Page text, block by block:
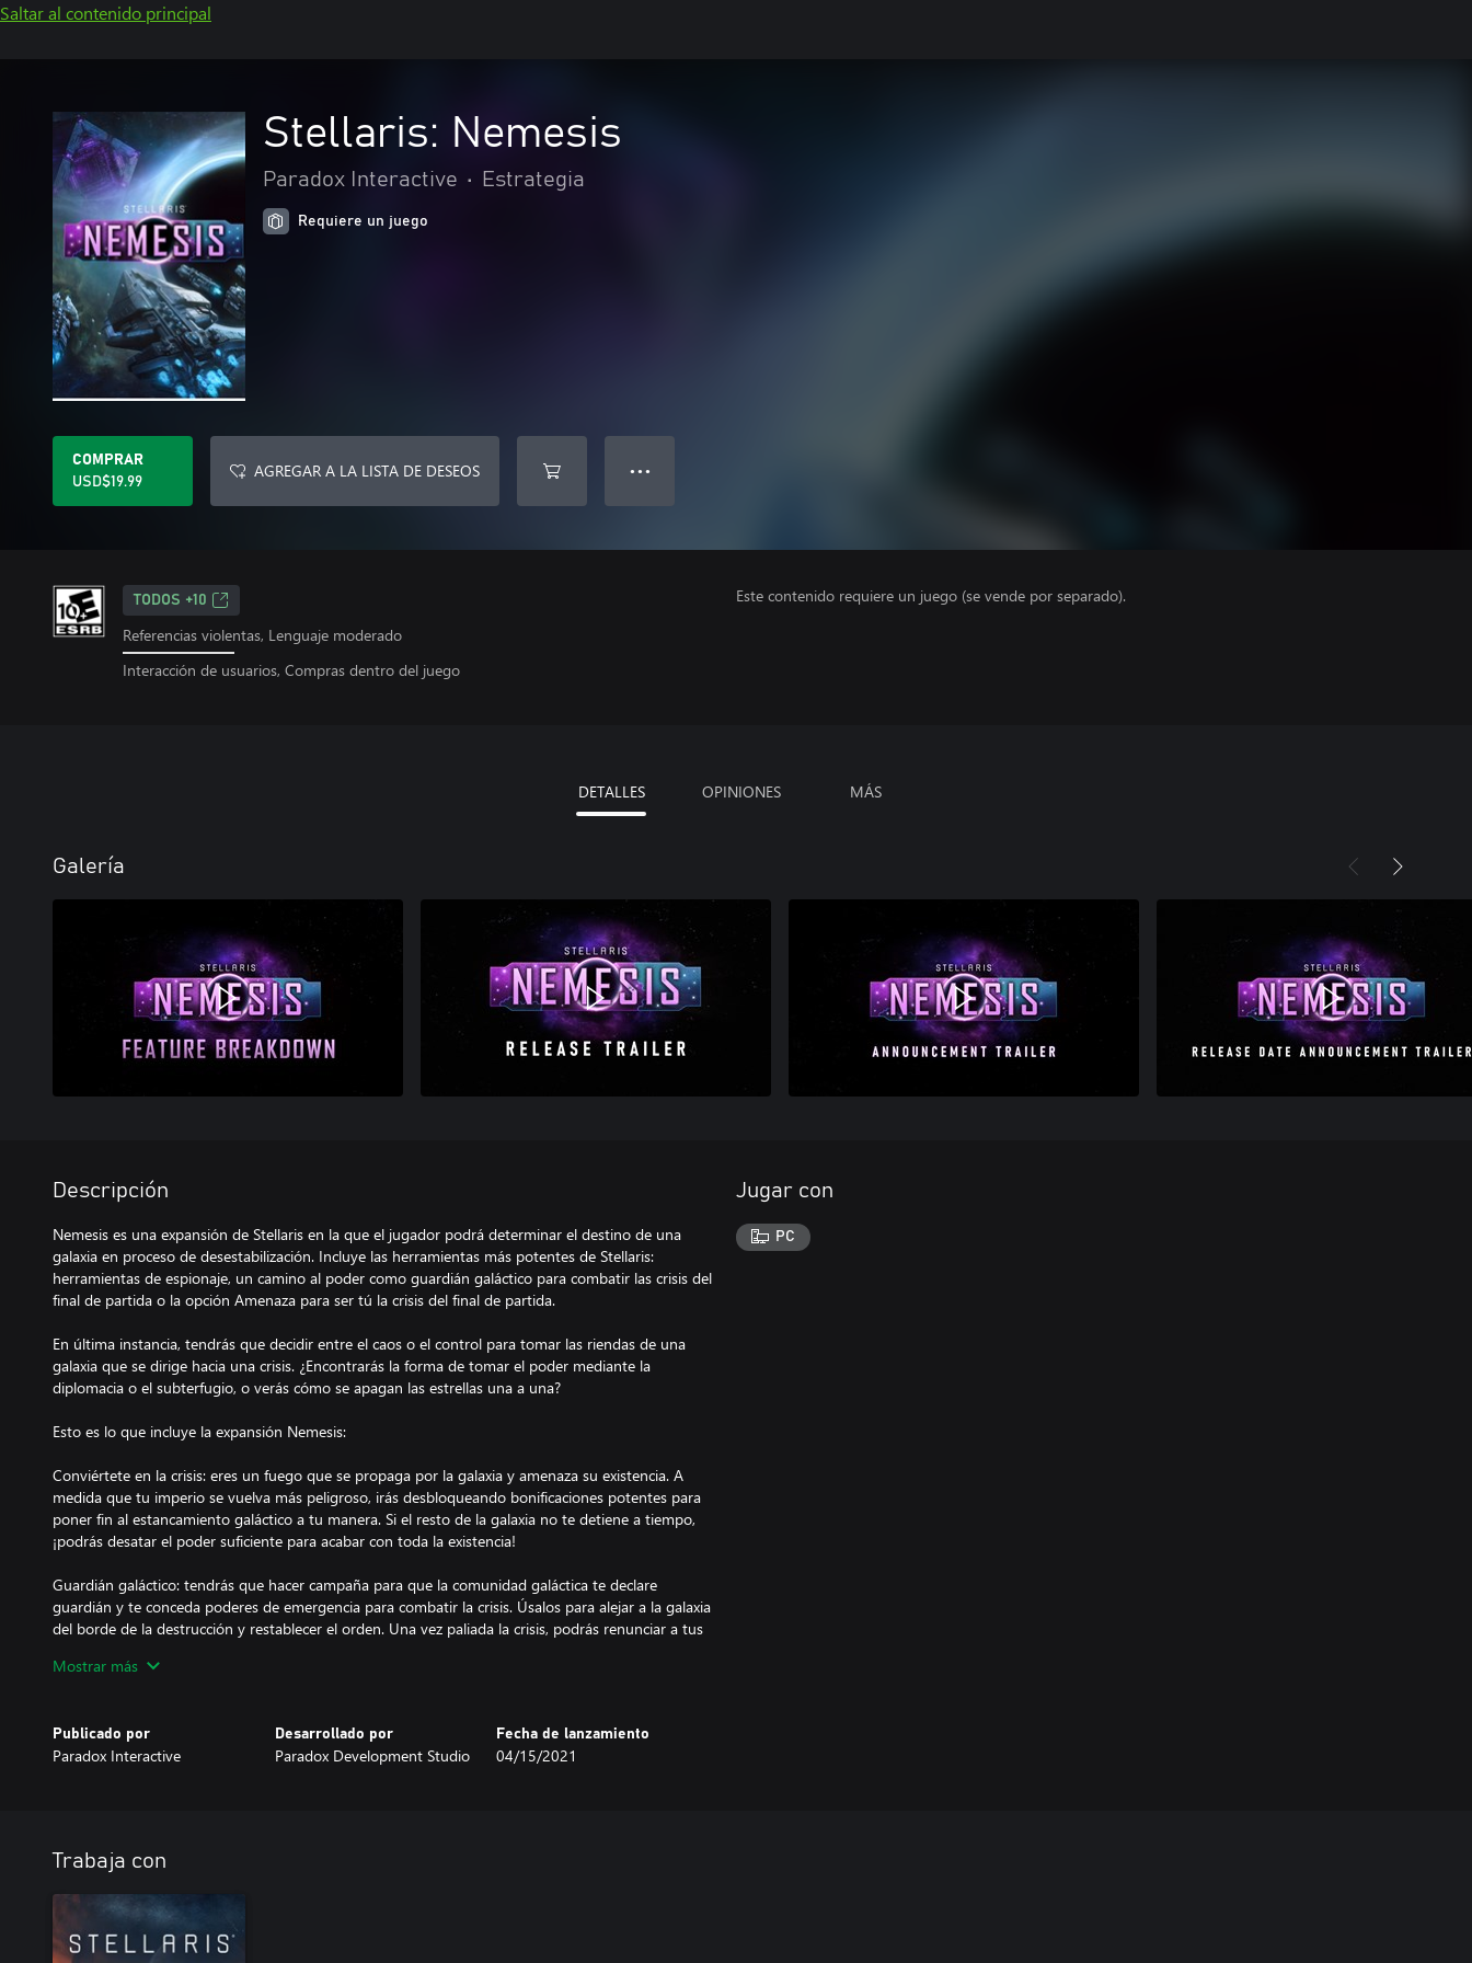
Saltar al contenido principal
Stellaris: Nemesis
Paradox Interactive • Estrategia
Requiere un juego
COMPRAR
USD$19.99
AGREGAR A LA LISTA DE DESEOS ● ● ●
TODOS +10
Referencias violentas, Lenguaje moderado
Interacción de usuarios, Compras dentro del juego
Este contenido requiere un juego (se vende por separado).
DETALLES OPINIONES MÁS
Galería
Descripción
Nemesis es una expansión de Stellaris en la que el jugador podrá determinar el destino de una
galaxia en proceso de desestabilización. Incluye las herramientas más potentes de Stellaris:
herramientas de espionaje, un camino al poder como guardián galáctico para combatir las crisis del
final de partida o la opción Amenaza para ser tú la crisis del final de partida.
En última instancia, tendrás que decidir entre el caos o el control para tomar las riendas de una
galaxia que se dirige hacia una crisis. ¿Encontrarás la forma de tomar el poder mediante la
diplomacia o el subterfugio, o verás cómo se apagan las estrellas una a una?
Esto es lo que incluye la expansión Nemesis:
Conviértete en la crisis: eres un fuego que se propaga por la galaxia y amenaza su existencia. A
medida que tu imperio se vuelva más peligroso, irás desbloqueando bonificaciones potentes para
poner fin al estancamiento galáctico a tu manera. Si el resto de la galaxia no te detiene a tiempo,
¡podrás desatar el poder suficiente para acabar con toda la existencia!
Guardián galáctico: tendrás que hacer campaña para que la comunidad galáctica te declare
guardián y te conceda poderes de emergencia para combatir la crisis. Úsalos para alejar a la galaxia
del borde de la destrucción y restablecer el orden. Una vez paliada la crisis, podrás renunciar a tus
fronteras enemigas. Esquiva a tus enemigos con mentiras y engaños mientras tú descubres sus
secretos más profundos.
nada: el desconocimiento será su perdición.
Nuevo conjunto de naves: Nemesis incluye naves nuevas inspiradas en algunos de los imperios más
impresionantes de la ciencia ficción. ¿Quieres hacerte con el control de la galaxia o acabar con ella?
Sea cual sea tu decisión, tu nave estará a la altura.
Mostrar más
Publicado por
Paradox Interactive
Desarrollado por
Paradox Development Studio
Fecha de lanzamiento
04/15/2021
Jugar con
PC
Trabaja con